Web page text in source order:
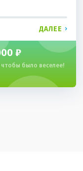
ДАЛЕЕ
₽
было веселее!